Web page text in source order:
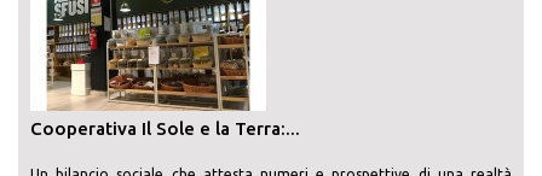
Cooperativa Il Sole e la Terra:...